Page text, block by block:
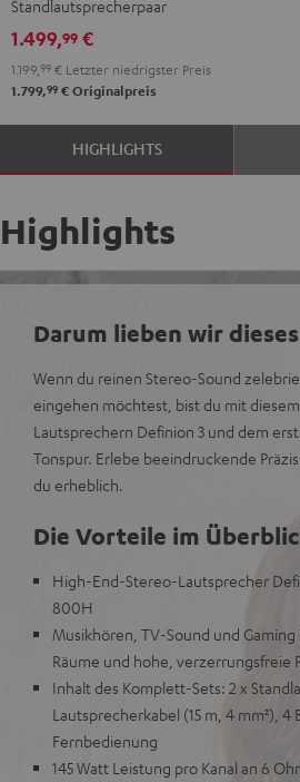
Schwarz
Standlautsprecherpaar
1.499,99 €
1.199, 99 € Letzter niedrigster Preis
1.799,99 € Originalpreis
HIGHLIGHTS
Highlights
Darum lieben wir
Wenn du reinen Stereo-Sound
eingehen möchtest, bist du mit
Lautsprechern Definion 3 und dem
Tonspur. Erlebe beeindruckende
du erheblich.
Die Vorteile im
High-End-Stereo-Lautsprecher
800H
Musikhören, TV-Sound und
Räume und hohe, verzerrungsfreie
Inhalt des Komplett-Sets: 2 x
Lautsprecherkabel (15 m, 4 mm²),
Fernbedienung
145 Watt Leistung pro Kanal an 6